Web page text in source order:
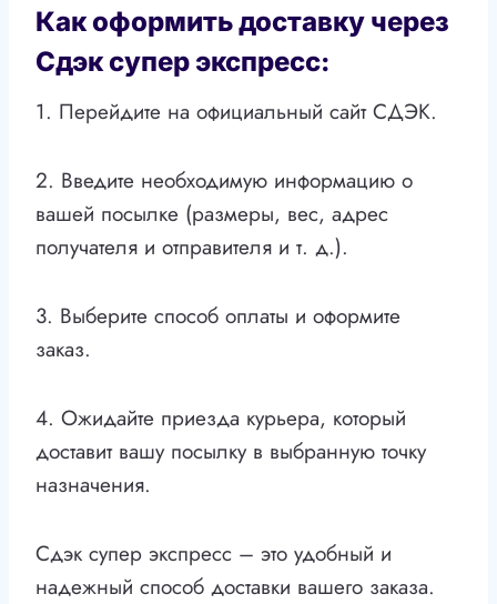
Как оформить доставку через
Сдэк супер экспресс:
1. Перейдите на официальный сайт СДЭК.
2. Введите необходимую информацию о
вашей посылке (размеры, вес, адрес
получателя и отправителя и т. д.).
3. Выберите способ оплаты и оформите
заказ.
4. Ожидайте приезда курьера, который
доставит вашу посылку в выбранную точку
назначения.
Сдэк супер экспресс – это удобный и
надежный способ доставки вашего заказа.